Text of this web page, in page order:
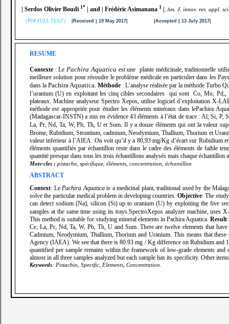
RESUME
Contexte : Le Pachira Aquatica est une plante médicinale, traditionnelle
meilleure solution pour résoudre le problème médicale en particulier dans les
dans la Pachira Aquatica. Méthode : L’analyse réalisée par la méthode Turbo
l’uranium (U) en exploitant les cinq cibles secondaires qui sont Co, Mo, Pd,,
plateaux. Machine analyseur Spectro Xepos, utilise logiciel d’exploitation X-
méthode est appropriée pour étudier les éléments minéraux dans lePachira
(Madagascar-INSTN) a mis en évidence 43 éléments à l’état de trace : Al, Si, P,
La, Pr, Nd, Ta, W, Pb, Th, U et Sum. Il y a douze éléments qui ont la valeur
Brome, Rubidium, Strontium, cadmium, Neodymium, Thallium, Thorium et
valeur inferieur à l’AIEA. On voit qu’il y a 80,93 mg/Kg d’écart sur Rubidium
éléments quantifiés par échantillon reste dans le cadre des éléments de faible
quantité presque dans tous les trois échantillons analysés mais chaque
Mots-cles : pistache, spécifique, éléments, concentration, échantillon
ABSTRACT
Context: Le Pachira Aquaticais a medicinal plant, traditional used by the
solve the particular medical problem in developing countries.Objective: The
can detect sodium (Na), silicon (Si) up to uranium (U) by exploiting the five
samples at the same time using its trays.SpectroXepos analyzer machine,
This method is suitable for studying mineral elements in Pachira Aquatica.Result
Ce, La, Pr, Nd, Ta, W, Pb, Th, U and Sum. There are twelve elements that
Cadmium, Neodymium, Thallium, Thorium and Uranium. This means that
Agency (IAEA). We see that there is 80.93 mg / Kg difference on Rubidium and
quantified per sample remains within the framework of low-grade elements
almost in all three samples analyzed but each sample has its specificity. Other
Keywords: Pistachio, Specific, Elements, Concentration.
| Serdos Olivier Boudi 1* | and | Frédéric Asimanana 1 | Am. J. innov. res. appl.
PDF FULL TEXT |Received | 19 May 2017| |Accepted | 13 July 2017|